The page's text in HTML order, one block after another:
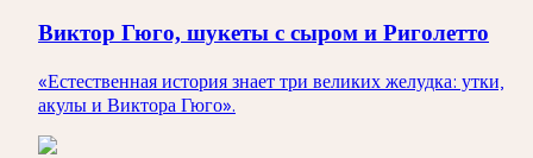
Виктор Гюго, шукеты с сыром и Риголетто
«Естественная история знает три великих желудка: утки,
акулы и Виктора Гюго».